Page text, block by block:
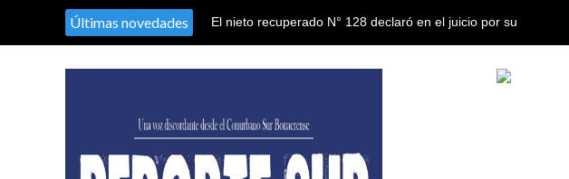
Últimas novedades
Almirante Brown profundiza los operativos de limpieza de